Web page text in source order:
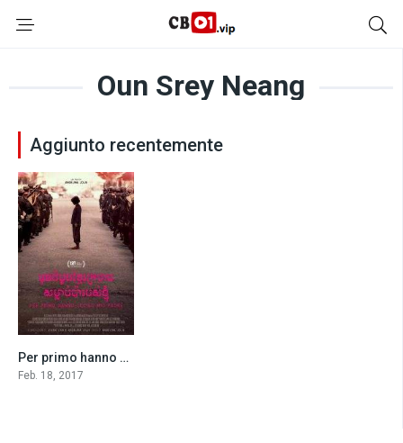
Oun Srey Neang
Aggiunto recentemente
7.2
Per primo hanno ucciso mio padre (2017)
Feb. 18, 2017